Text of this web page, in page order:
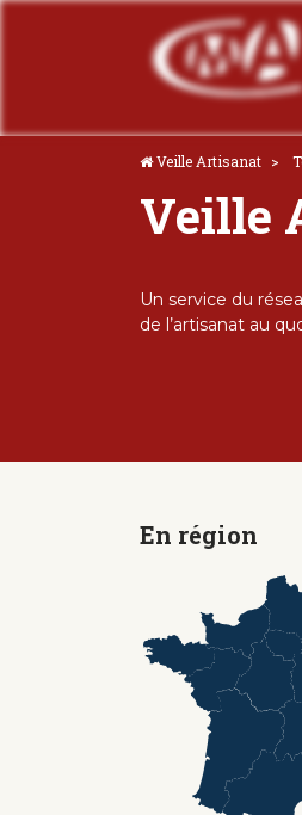
Veille Artisanat
Veille
Un service du
de l’artisanat au
En région